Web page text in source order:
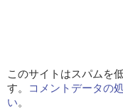
このサイトはスパムを
す。
コメントデータの
い。